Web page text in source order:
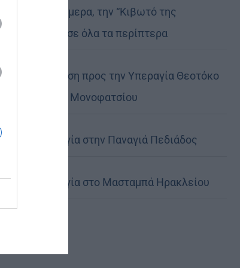
Μη χάσετε σήμερα, την “Κιβωτό της
Ορθοδοξίας”, σε όλα τα περίπτερα
Ιερά Παράκληση προς την Υπεραγία Θεοτόκο
στα Φαβριανά Μονοφατσίου
Θεία Λειτουργία στην Παναγιά Πεδιάδος
Θεία Λειτουργία στο Μασταμπά Ηρακλείου